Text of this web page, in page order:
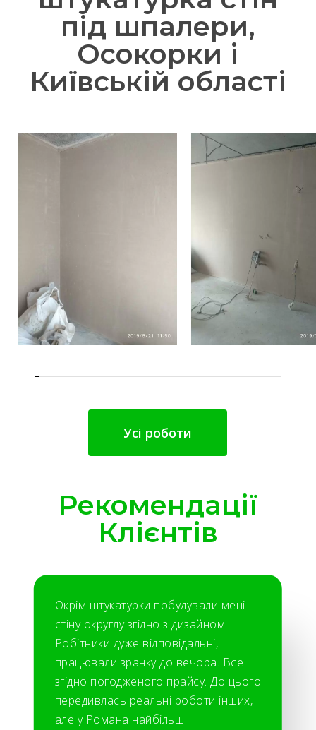
під шпалери,
Осокорки і
Київській області
Усі роботи
Рекомендації
Клієнтів
Окрім штукатурки побудували мені
стіну округлу згідно з дизайном.
Робітники дуже відповідальні,
працювали зранку до вечора. Все
згідно погодженого прайсу. До цього
передивлась реальні роботи інших,
але у Романа найбільш